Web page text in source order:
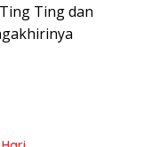
Ting dan